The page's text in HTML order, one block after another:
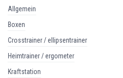
allgemein
boxen
crosstrainer / ellipsentrainer
heimtrainer / ergometer
kraftstation